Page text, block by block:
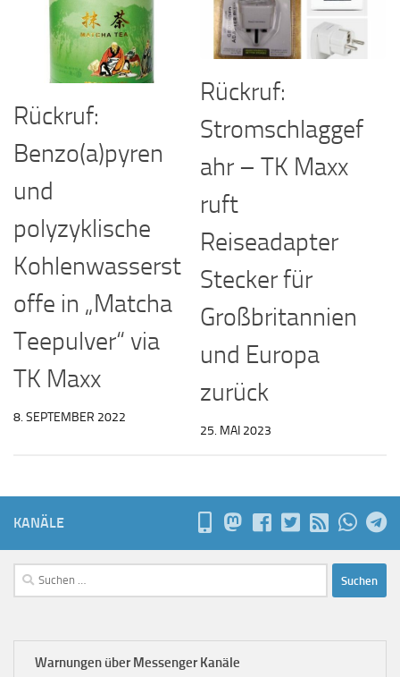
Rückruf:
Benzo(a)pyren
und
polyzyklische
Kohlenwasserst
offe in „Matcha
Teepulver“ via
TK Maxx
8. SEPTEMBER 2022
Rückruf:
Stromschlaggef
ahr – TK Maxx
ruft
Reiseadapter
Stecker für
Großbritannien
und Europa
zurück
25. MAI 2023
KANÄLE
Suchen
nach:
Warnungen über Messenger Kanäle